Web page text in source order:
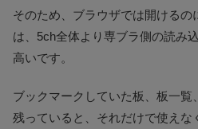
そのため、ブラウザでは開けるの
は、5ch全体より専ブラ側の読み
高いです。
ブックマークしていた板、板一
残っていると、それだけで使えな